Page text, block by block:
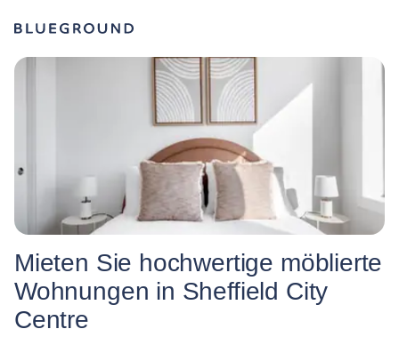
Mieten Sie hochwertige möblierte
Wohnungen in Sheffield City
Centre